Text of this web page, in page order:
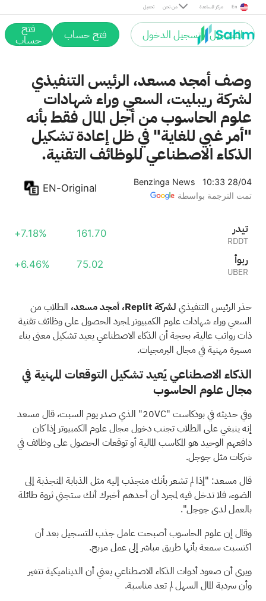
تحميل من نحن مركز المساعدة En
التسجيل / تسجيل الدخول فتح حساب فتح
حساب
وصف أمجد مسعد، الرئيس التنفيذي
لشركة ريبليت، السعي وراء شهادات
علوم الحاسوب من أجل المال فقط بأنه
"أمر غبي للغاية" في ظل إعادة تشكيل
الذكاء الاصطناعي للوظائف التقنية.
Benzinga News
10:33 28/04
تمت الترجمة بواسطة
EN-Original
رديت
RDDT
161.70
+7.18%
أوبر
UBER
75.02
+6.46%
حذر الرئيس التنفيذي لشركة Replit، أمجد مسعد، الطلاب من
السعي وراء شهادات علوم الكمبيوتر لمجرد الحصول على وظائف تقنية
ذات رواتب عالية، بحجة أن الذكاء الاصطناعي يعيد تشكيل معنى بناء
مسيرة مهنية في مجال البرمجيات.
الذكاء الاصطناعي يُعيد تشكيل التوقعات المهنية في
مجال علوم الحاسوب
وفي حديثه في بودكاست "20VC" الذي صدر يوم السبت، قال مسعد
إنه ينبغي على الطلاب تجنب دخول مجال علوم الكمبيوتر إذا كان
دافعهم الوحيد هو المكاسب المالية أو توقعات الحصول على وظائف في
شركات مثل جوجل.
قال مسعد: "إذا لم تشعر بأنك منجذب إليه مثل الذبابة المنجذبة إلى
الضوء، فلا تدخل فيه لمجرد أن أحدهم أخبرك أنك ستجني ثروة طائلة
بالعمل لدى جوجل".
وقال إن علوم الحاسوب أصبحت عامل جذب للتسجيل بعد أن
اكتسبت سمعة بأنها طريق مباشر إلى عمل مربح.
ويرى أن صعود أدوات الذكاء الاصطناعي يعني أن الديناميكية تتغير
وأن سردية المال السهل لم تعد مناسبة.